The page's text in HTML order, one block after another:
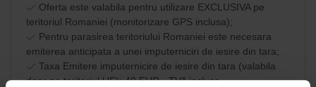
Oferta este valabila pentru utilizare EXCLUSIVA pe
teritoriul Romaniei (monitorizare GPS inclusa);
Pentru parasirea teritoriului Romaniei este necesara
emiterea anticipata a unei imputerniciri de iesire din tara;
Taxa Emitere imputernicire de iesire din tara (valabila
doar pe teritoriul UE): 40 EUR - TVA inclusa.